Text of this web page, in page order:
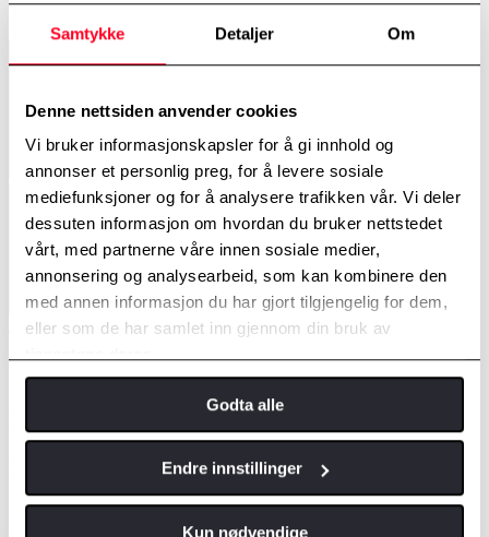
Samtykke Detaljer Om
Denne nettsiden anvender cookies
Vi bruker informasjonskapsler for å gi innhold og
annonser et personlig preg, for å levere sosiale
mediefunksjoner og for å analysere trafikken vår. Vi deler
dessuten informasjon om hvordan du bruker nettstedet
vårt, med partnerne våre innen sosiale medier,
annonsering og analysearbeid, som kan kombinere den
med annen informasjon du har gjort tilgjengelig for dem,
eller som de har samlet inn gjennom din bruk av
Godta alle
Endre innstillinger
Kun nødvendige
KUNDEFORDEL 80 000,- VED FINANSIERING
Kontakt meg
Tilbud
Sjekk også ut vår kontantkampanje! Få nye bZ4X fra 470 800,-
Utstyrsgrader
Raskere lading og økt rekkevidde
Uanstrengt går nye Toyota bZ4X lenger. Med økt rekkevidde,
forbedret ytelse og hurtiglading er den ideell for travle familier.